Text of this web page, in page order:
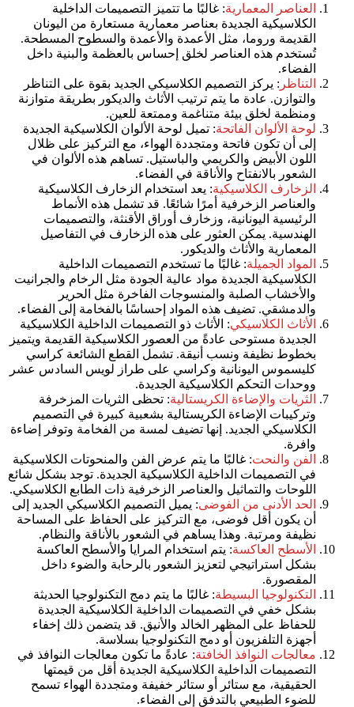
العناصر المعمارية: غالبًا ما تتميز التصميمات الداخلية
الكلاسيكية الجديدة بعناصر معمارية مستعارة من اليونان
القديمة وروما، مثل الأعمدة والأعمدة والسطوح المسطحة.
تُستخدم هذه العناصر لخلق إحساس بالعظمة والبنية داخل
الفضاء.
التناظر : يركز التصميم الكلاسيكي الجديد بقوة على التناظر
والتوازن. عادة ما يتم ترتيب الأثاث والديكور بطريقة متوازنة
ومنظمة لخلق بيئة متناغمة وممتعة للعين.
لوحة الألوان الفاتحة: تميل لوحة الألوان الكلاسيكية الجديدة
إلى أن تكون فاتحة ومتجددة الهواء، مع التركيز على ظلال
اللون الأبيض والكريمي والباستيل. تساهم هذه الألوان في
الشعور بالانفتاح والأناقة في الفضاء.
الزخارف الكلاسيكية: يعد استخدام الزخارف الكلاسيكية
والعناصر الزخرفية أمرًا شائعًا. قد تشمل هذه الأنماط
الرئيسية اليونانية، وزخارف أوراق الأقنثة، والتصميمات
الهندسية. يمكن العثور على هذه الزخارف في التفاصيل
المعمارية والأثاث والديكور.
المواد الجميلة: غالبًا ما تستخدم التصميمات الداخلية
الكلاسيكية الجديدة مواد عالية الجودة مثل الرخام والجرانيت
والأخشاب الصلبة والمنسوجات الفاخرة مثل الحرير
والدمشقي. تضيف هذه المواد إحساسًا بالفخامة إلى الفضاء.
الأثاث الكلاسيكي: الأثاث ذو التصميمات الداخلية الكلاسيكية
الجديدة مستوحى عادةً من العصور الكلاسيكية القديمة ويتميز
بخطوط نظيفة ونسب أنيقة. تشمل القطع الشائعة كراسي
كليسموس اليونانية وكراسي على طراز لويس السادس عشر
ووحدات التحكم الكلاسيكية الجديدة.
الثريات والإضاءة الكريستالية: تحظى الثريات المزخرفة
وتركيبات الإضاءة الكريستالية بشعبية كبيرة في التصميم
الكلاسيكي الجديد. إنها تضيف لمسة من الفخامة وتوفر إضاءة
وافرة.
الفن والنحت: غالبًا ما يتم عرض الفن والمنحوتات الكلاسيكية
في التصميمات الداخلية الكلاسيكية الجديدة. توجد بشكل شائع
اللوحات والتماثيل والعناصر الزخرفية ذات الطابع الكلاسيكي.
الحد الأدنى من الفوضى: يميل التصميم الكلاسيكي الجديد إلى
أن يكون أقل فوضى، مع التركيز على الحفاظ على المساحة
نظيفة ومرتبة. وهذا يساهم في الشعور بالأناقة والنظام.
الأسطح العاكسة: يتم استخدام المرايا والأسطح العاكسة
بشكل استراتيجي لتعزيز الشعور بالرحابة والضوء داخل
المقصورة.
التكنولوجيا البسيطة: غالبًا ما يتم دمج التكنولوجيا الحديثة
بشكل خفي في التصميمات الداخلية الكلاسيكية الجديدة
للحفاظ على المظهر الخالد والأنيق. قد يتضمن ذلك إخفاء
أجهزة التلفزيون أو دمج التكنولوجيا بسلاسة.
معالجات النوافذ الخافتة: عادةً ما تكون معالجات النوافذ في
التصميمات الداخلية الكلاسيكية الجديدة أقل من قيمتها
الحقيقية، مع ستائر أو ستائر خفيفة ومتجددة الهواء تسمح
للضوء الطبيعي بالتدفق إلى الفضاء.